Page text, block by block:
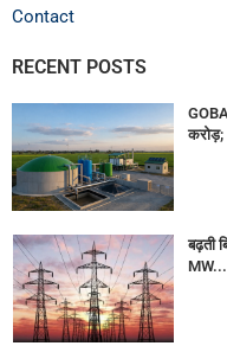
Contact
RECENT POSTS
बढ़ती
MW...